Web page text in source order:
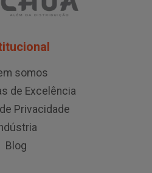
somos
de Excelência
Privacidade
Blog